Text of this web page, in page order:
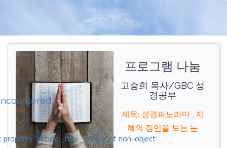
property 'airticle_title_image' of non-object
프로그램 나눔
고승희 목사/GBC 성
경공부
제목: 성경파노라마_지
혜의 잠언을 보는 눈